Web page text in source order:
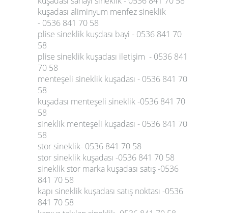
kuşadası aliminyum menfez sineklik
- 0536 841 70 58
plise sineklik kuşdası bayi - 0536 841 70
58
plise sineklik kuşadası iletişim - 0536 841
70 58
menteşeli sineklik kuşadası - 0536 841 70
58
kuşadası menteşeli sineklik -0536 841 70
58
sineklik menteşeli kuşadası - 0536 841 70
58
stor sineklik- 0536 841 70 58
stor sineklik kuşadası -0536 841 70 58
sineklik stor marka kuşadası satış -0536
841 70 58
kapı sineklik kuşadası satış noktası -0536
841 70 58